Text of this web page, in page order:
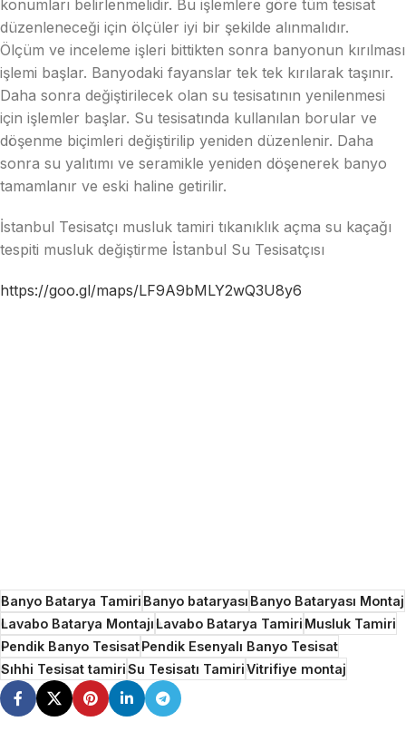
konumları belirlenmelidir. Bu işlemlere göre tüm tesisat
düzenleneceği için ölçüler iyi bir şekilde alınmalıdır.
Ölçüm ve inceleme işleri bittikten sonra banyonun kırılması
işlemi başlar. Banyodaki fayanslar tek tek kırılarak taşınır.
Daha sonra değiştirilecek olan su tesisatının yenilenmesi
için işlemler başlar. Su tesisatında kullanılan borular ve
döşenme biçimleri değiştirilip yeniden düzenlenir. Daha
sonra su yalıtımı ve seramikle yeniden döşenerek banyo
tamamlanır ve eski haline getirilir.
İstanbul Tesisatçı musluk tamiri tıkanıklık açma su kaçağı
tespiti musluk değiştirme İstanbul Su Tesisatçısı
https://goo.gl/maps/LF9A9bMLY2wQ3U8y6
Banyo Batarya TamiriBanyo bataryasıBanyo Bataryası Montaj
Lavabo Batarya MontajıLavabo Batarya TamiriMusluk Tamiri
Pendik Banyo TesisatPendik Esenyalı Banyo Tesisat
Sıhhi Tesisat tamiriSu Tesisatı TamiriVitrifiye montaj